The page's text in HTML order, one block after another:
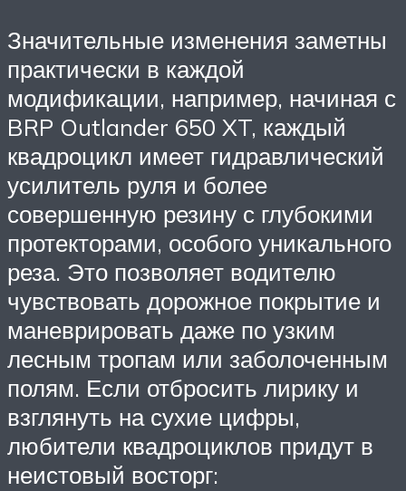
Значительные изменения заметны
практически в каждой
модификации, например, начиная с
BRP Outlander 650 XT, каждый
квадроцикл имеет гидравлический
усилитель руля и более
совершенную резину с глубокими
протекторами, особого уникального
реза. Это позволяет водителю
чувствовать дорожное покрытие и
маневрировать даже по узким
лесным тропам или заболоченным
полям. Если отбросить лирику и
взглянуть на сухие цифры,
любители квадроциклов придут в
неистовый восторг: